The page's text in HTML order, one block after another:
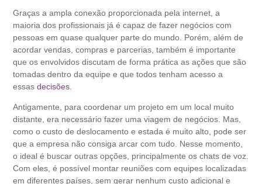
Graças a ampla conexão proporcionada pela internet, a
maioria dos profissionais já é capaz de fazer negócios com
pessoas em quase qualquer parte do mundo. Porém, além de
acordar vendas, compras e parcerias, também é importante
que os envolvidos discutam de forma prática as ações que são
tomadas dentro da equipe e que todos tenham acesso a
essasdecisões
Antigamente, para coordenar um projeto em um local muito
distante, era necessário fazer uma viagem de negócios. Mas,
como o custo de deslocamento e estada é muito alto, pode ser
que a empresa não consiga arcar com tudo. Nesse momento,
o ideal é buscar outras opções, principalmente os chats de voz.
Com eles, é possível montar reuniões com equipes localizadas
em diferentes países, sem gerar nenhum custo adicional e